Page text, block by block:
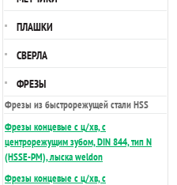
ПЛАШКИ
СВЕРЛА
ФРЕЗЫ
Фрезы из быстрорежущей стали HSS
Фрезы концевые с ц/хв, с
центрорежущим зубом, DIN 844, тип N
(HSSE-PM), лыска weldon
Фрезы концевые с ц/хв, с